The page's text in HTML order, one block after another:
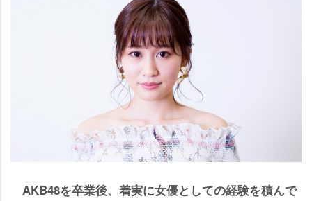
AKB48を卒業後、着実に女優としての経験を積んで